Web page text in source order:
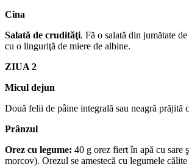
Cina
Salată de crudităţi. Fă o salată din jumătate
cu o linguriţă de miere de albine.
ZIUA 2
Micul dejun
Două felii de pâine integrală sau neagră prăjită
Prânzul
Orez cu legume: 40 g orez fiert în apă cu sare
morcov). Orezul se amestecă cu legumele